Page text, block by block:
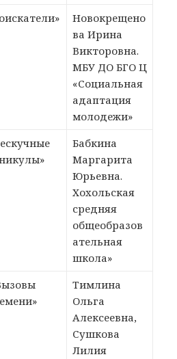
Новокрещено
ва Ирина
Викторовна.
МБУ ДО БГО Ц
«Социальная
адаптация
молодежи»
Бабкина
Маргарита
Юрьевна.
Хохольская
средняя
общеобразов
ательная
школа»
Тимлина
Ольга
Алексеевна,
Сушкова
Лилия